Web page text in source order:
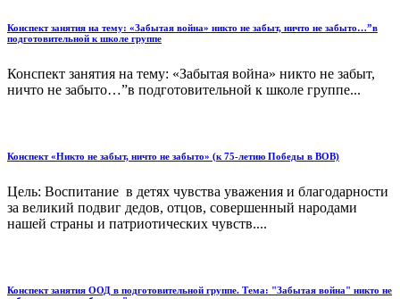
Конспект занятия на тему: «Забытая война» никто не забыт, ничто не забыто…”в
подготовительной к школе группе
Конспект занятия на тему: «Забытая война» никто не забыт,
ничто не забыто…”в подготовительной к школе группе...
Конспект «Никто не забыт, ничто не забыто» (к 75-летию Победы в ВОВ)
Цель: Воспитание в детях чувства уважения и благодарности
за великий подвиг дедов, отцов, совершенный народами
нашей страны и патриотических чувств....
Конспект занятия ООД в подготовительной группе. Тема: "Забытая война" никто не